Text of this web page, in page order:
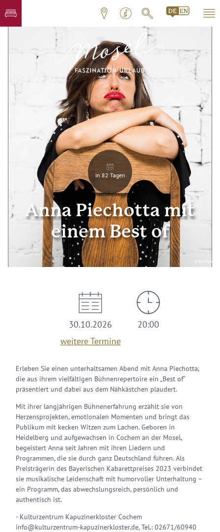
© Kai Myller
In 82 Tagen
Anna Piechotta mit
einem Best of
30.10.2026
weitere Termine
20:00
Erleben Sie einen unterhaltsamen Abend mit Anna Piechotta,
die aus ihrem vielfältigen Bühnenrepertoire ein „Best of“
präsentiert und dabei aus dem Nähkästchen plaudert.
Mit ihrer langjährigen Bühnenerfahrung erzählt sie von
Herzensprojekten, emotionalen Momenten und bringt das
Publikum mit kecken Witzen zum Lachen. Geboren in
Heidelberg und aufgewachsen in Cochem an der Mosel,
begeistert Anna seit Jahren mit ihren Liedern und
Programmen, die sie durch ganz Deutschland führen. Als
Preisträgerin des Bayerischen Kabarettpreises 2023 verbindet
sie musikalische Leidenschaft mit humorvoller Unterhaltung –
ein Programm, das abwechslungsreich, persönlich und
authentisch ist.
- Kulturzentrum Kapuzinerkloster Cochem
info@kulturzentrum-kapuzinerkloster.de, Tel.: 02671/60940